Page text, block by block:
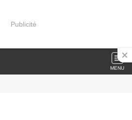
Publicité
MENU